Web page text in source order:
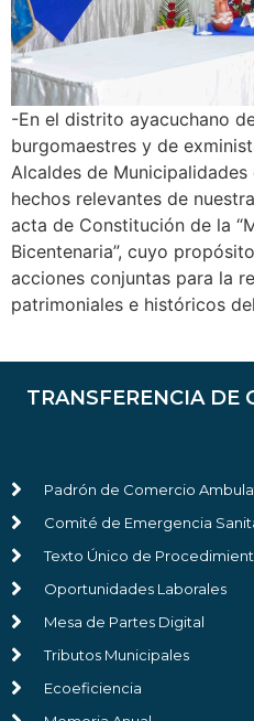
-En el distrito ayacuchano
burgomaestres y de
Alcaldes de
hechos relevantes de
acta de Constitución de la
Bicentenaria”, cuyo
acciones conjuntas para la
patrimoniales e históricos
TRANSFERENCIA DE
Padrón de Comercio
Comité de Emergencia
Texto Único de
Oportunidades Laborales
Mesa de Partes Digital
Tributos Municipales
Ecoeficiencia